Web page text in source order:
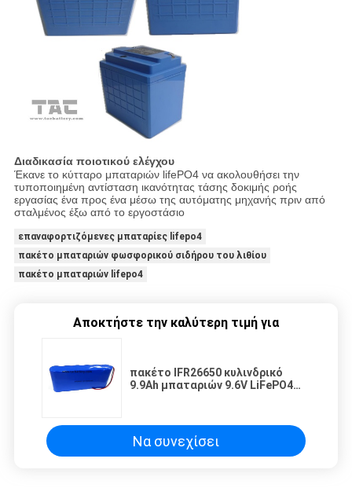
Διαδικασία ποιοτικού ελέγχου
Έκανε το κύτταρο μπαταριών lifePO4 να ακολουθήσει την
τυποποιημένη αντίσταση ικανότητας τάσης δοκιμής ροής
εργασίας ένα προς ένα μέσω της αυτόματης μηχανής πριν από
σταλμένος έξω από το εργοστάσιο
επαναφορτιζόμενες μπαταρίες lifepo4
πακέτο μπαταριών φωσφορικού σιδήρου του λιθίου
πακέτο μπαταριών lifepo4
Αποκτήστε την καλύτερη τιμή για
πακέτο IFR26650 κυλινδρικό
9.9Ah μπαταριών 9.6V LiFePO4
Να συνεχίσει